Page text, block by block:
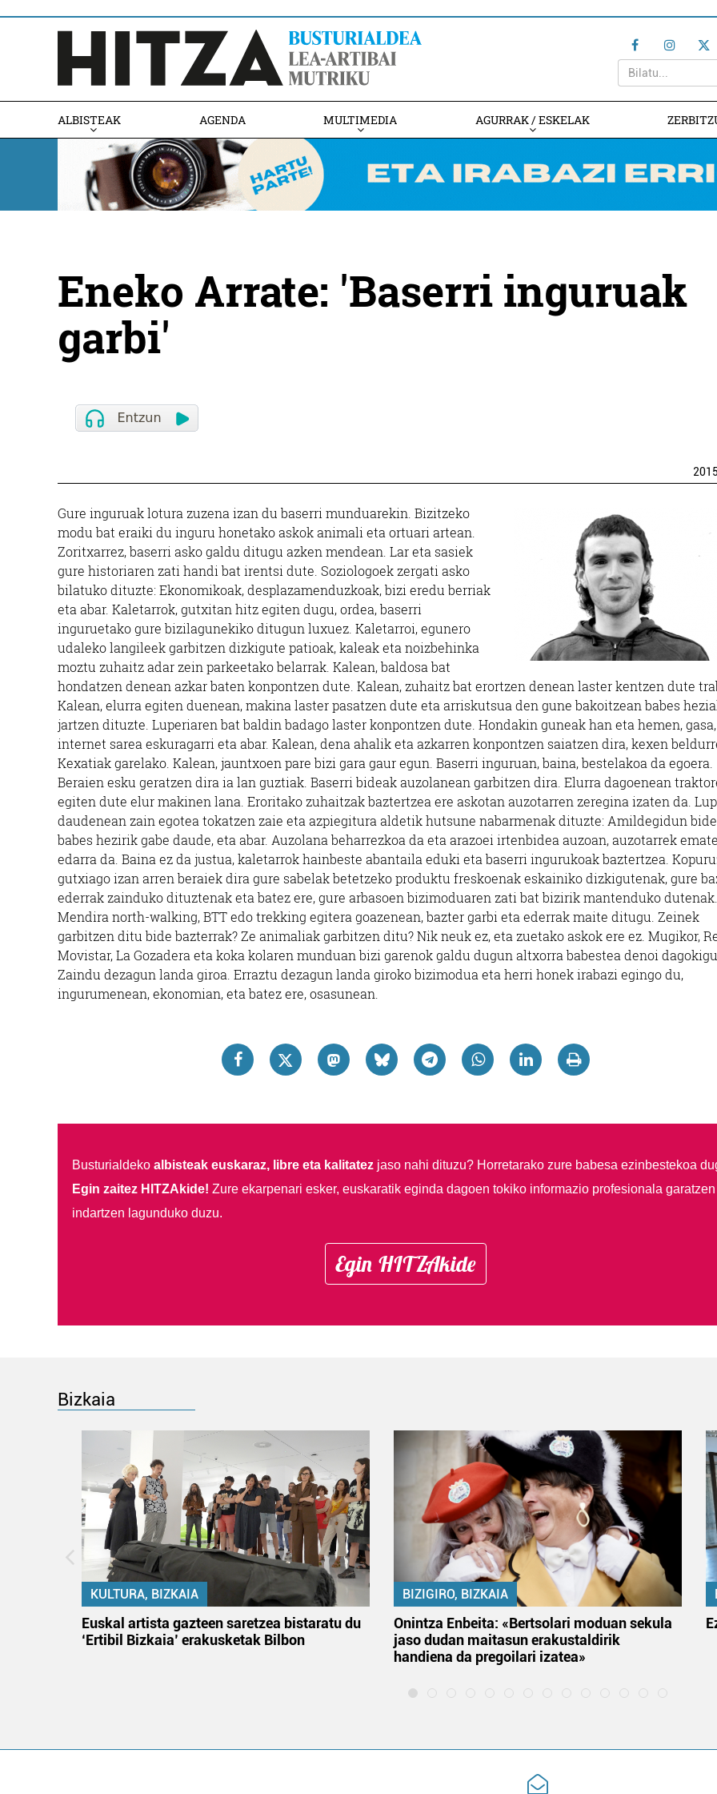
ALBISTEAK AGENDA MULTIMEDIA AGURRAK / ESKELAK
Eneko Arrate: 'Baserri inguruak
garbi'
2015
Gure inguruak lotura zuzena izan du baserri munduarekin. Bizitzeko
modu bat eraiki du inguru honetako askok animali eta ortuari artean.
Zoritxarrez, baserri asko galdu ditugu azken mendean. Lar eta sasiek
gure historiaren zati handi bat irentsi dute. Soziologoek zergati asko
bilatuko dituzte: Ekonomikoak, desplazamenduzkoak, bizi eredu berriak
eta abar. Kaletarrok, gutxitan hitz egiten dugu, ordea, baserri
inguruetako gure bizilagunekiko ditugun luxuez. Kaletarroi, egunero
udaleko langileek garbitzen dizkigute patioak, kaleak eta noizbehinka
moztu zuhaitz adar zein parkeetako belarrak. Kalean, baldosa bat
hondatzen denean azkar baten konpontzen dute. Kalean, zuhaitz bat erortzen denean laster kentzen dute
Kalean, elurra egiten duenean, makina laster pasatzen dute eta arriskutsua den gune bakoitzean babes
jartzen dituzte. Luperiaren bat baldin badago laster konpontzen dute. Hondakin guneak han eta hemen, gasa,
internet sarea eskuragarri eta abar. Kalean, dena ahalik eta azkarren konpontzen saiatzen dira, kexen
Kexatiak garelako. Kalean, jauntxoen pare bizi gara gaur egun. Baserri inguruan, baina, bestelakoa da egoera.
Beraien esku geratzen dira ia lan guztiak. Baserri bideak auzolanean garbitzen dira. Elurra dagoenean
egiten dute elur makinen lana. Eroritako zuhaitzak baztertzea ere askotan auzotarren zeregina izaten da.
daudenean zain egotea tokatzen zaie eta azpiegitura aldetik hutsune nabarmenak dituzte: Amildegidun
babes hezirik gabe daude, eta abar. Auzolana beharrezkoa da eta arazoei irtenbidea auzoan, auzotarrek
edarra da. Baina ez da justua, kaletarrok hainbeste abantaila eduki eta baserri ingurukoak baztertzea.
gutxiago izan arren beraiek dira gure sabelak betetzeko produktu freskoenak eskainiko dizkigutenak, gure
ederrak zainduko dituztenak eta batez ere, gure arbasoen bizimoduaren zati bat bizirik mantenduko dutenak.
Mendira north-walking, BTT edo trekking egitera goazenean, bazter garbi eta ederrak maite ditugu. Zeinek
garbitzen ditu bide bazterrak? Ze animaliak garbitzen ditu? Nik neuk ez, eta zuetako askok ere ez. Mugikor,
Movistar, La Gozadera eta koka kolaren munduan bizi garenok galdu dugun altxorra babestea denoi dagokigu.
Zaindu dezagun landa giroa. Erraztu dezagun landa giroko bizimodua eta herri honek irabazi egingo du,
ingurumenean, ekonomian, eta batez ere, osasunean.
Busturialdeko albisteak euskaraz, libre eta kalitatezjaso nahi dituzu? Horretarako zure babesa ezinbestekoa
Egin zaitez HITZAkide! Zure ekarpenari esker, euskaratik eginda dagoen tokiko informazio profesionala garatzen
indartzen lagunduko duzu.
Egin HITZAkide
Bizkaia
KULTURA, BIZKAIA
Euskal artista gazteen saretzea bistaratu du
‘Ertibil Bizkaia’ erakusketak Bilbon
BIZIGIRO, BIZKAIA
Onintza Enbeita: «Bertsolari moduan sekula
jaso dudan maitasun erakustaldirik
handiena da pregoilari izatea»